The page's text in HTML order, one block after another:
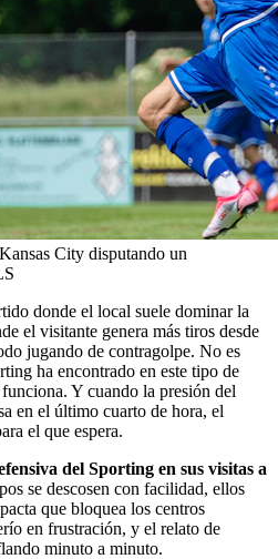
City disputando un
donde el local suele dominar la
el visitante genera más tiros desde
jugando de contragolpe. No es
ha encontrado en este tipo de
Y cuando la presión del
en el último cuarto de hora, el
el que espera.
del Sporting en sus visitas a
se descosen con facilidad, ellos
que bloquea los centros
en frustración, y el relato de
minuto a minuto.